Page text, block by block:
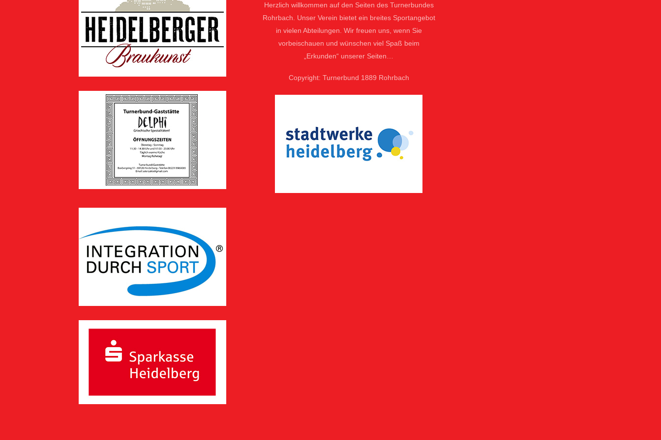
Herzlich willkommen auf den Seiten des Turnerbundes
Rohrbach. Unser Verein bietet ein breites Sportangebot
in vielen Abteilungen. Wir freuen uns, wenn Sie
vorbeischauen und wünschen viel Spaß beim
„Erkunden“ unserer Seiten…
Copyright: Turnerbund 1889 Rohrbach